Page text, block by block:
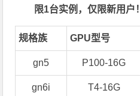
限1台实例，仅限新用户！
规格族 GPU型号
gn5 P100-16G
gn6i T4-16G